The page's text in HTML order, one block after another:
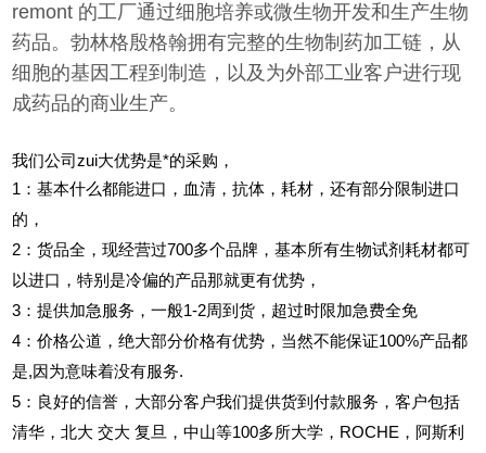
remont 的工厂通过细胞培养或微生物开发和生产生物
药品。勃林格殷格翰拥有完整的生物制药加工链，从
细胞的基因工程到制造，以及为外部工业客户进行现
成药品的商业生产。
我们公司zui大优势是*的采购，
1 ：基本什么都能进口，血清，抗体，耗材，还有部分限制进口
的，
2 ：货品全，现经营过700多个品牌，基本所有生物试剂耗材都可
以进口，特别是冷偏的产品那就更有优势，
3 ：提供加急服务，一般1-2周到货，超过时限加急费全免
4 ：价格公道，绝大部分价格有优势，当然不能保证100%产品都
是,因为意味着没有服务.
5 ：良好的信誉，大部分客户我们提供货到付款服务，客户包括
清华，北大 交大 复旦，中山等100多所大学，ROCHE，阿斯利